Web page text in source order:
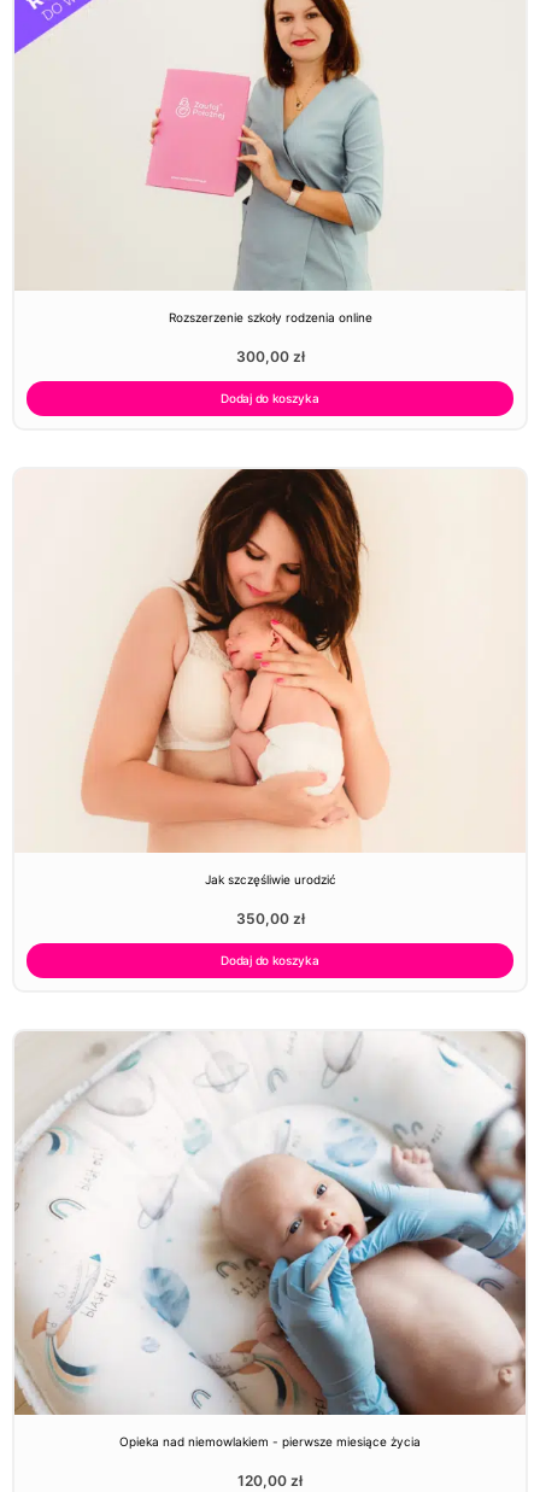
Rozszerzenie szkoły rodzenia online
300,00 zł
Dodaj do koszyka
Jak szczęśliwie urodzić
350,00 zł
Dodaj do koszyka
Opieka nad niemowlakiem - pierwsze miesiące życia
120,00 zł